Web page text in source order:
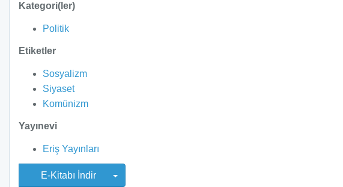
Kategori(ler)
Politik
Etiketler
Sosyalizm
Siyaset
Komünizm
Yayınevi
Eriş Yayınları
E-Kitabı İndir